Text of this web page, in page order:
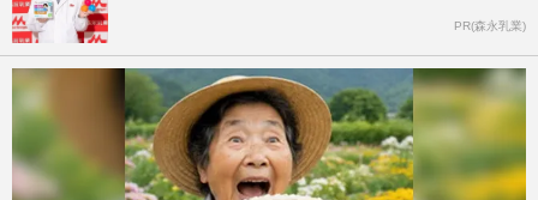
PR(森永乳業)